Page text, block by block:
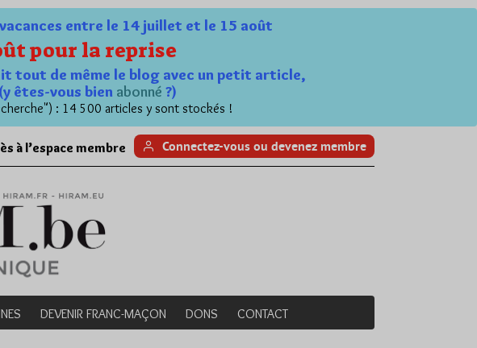
entre le 14 juillet et le 15 août
pour la reprise
tout de même le blog avec un petit article,
êtes-vous bien abonné ?)
: 14 500 articles y sont stockés !
à l’espace membre Connectez-vous ou devenez membre
DEVENIR FRANC-MAÇON DONS CONTACT